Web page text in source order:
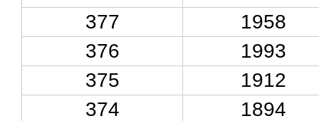
377
1958
376
1993
375
1912
374
1894